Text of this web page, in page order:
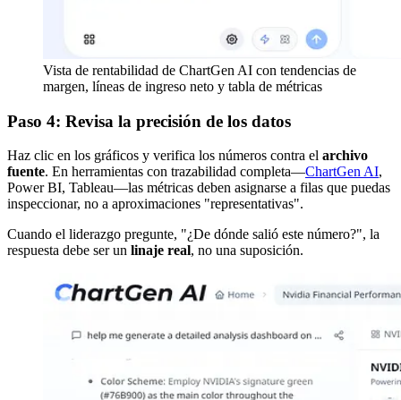
Vista de rentabilidad de ChartGen AI con tendencias de
margen, líneas de ingreso neto y tabla de métricas
Paso 4: Revisa la precisión de los datos
Haz clic en los gráficos y verifica los números contra el archivo
fuente. En herramientas con trazabilidad completa—ChartGen AI,
Power BI, Tableau—las métricas deben asignarse a filas que puedas
inspeccionar, no a aproximaciones "representativas".
Cuando el liderazgo pregunte, "¿De dónde salió este número?", la
respuesta debe ser un linaje real, no una suposición.